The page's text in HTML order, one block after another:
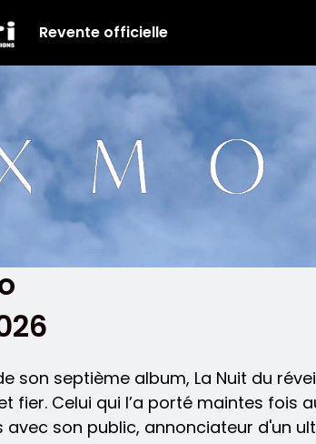
Menu
principal
Revente officielle
son septième album, La Nuit du
fier. Celui qui l’a porté maintes fois
avec son public, annonciateur d'un